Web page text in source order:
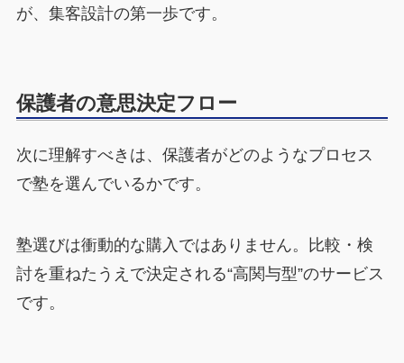
が、集客設計の第一歩です。
保護者の意思決定フロー
次に理解すべきは、保護者がどのようなプロセス
で塾を選んでいるかです。
塾選びは衝動的な購入ではありません。比較・検
討を重ねたうえで決定される“高関与型”のサービス
です。